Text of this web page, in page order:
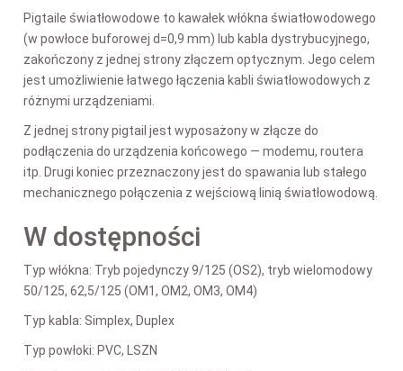
Pigtaile światłowodowe to kawałek włókna światłowodowego
(w powłoce buforowej d=0,9 mm) lub kabla dystrybucyjnego,
zakończony z jednej strony złączem optycznym. Jego celem
jest umożliwienie łatwego łączenia kabli światłowodowych z
różnymi urządzeniami.
Z jednej strony pigtail jest wyposażony w złącze do
podłączenia do urządzenia końcowego — modemu, routera
itp. Drugi koniec przeznaczony jest do spawania lub stałego
mechanicznego połączenia z wejściową linią światłowodową.
W dostępności
Typ włókna: Tryb pojedynczy 9/125 (OS2), tryb wielomodowy
50/125, 62,5/125 (OM1, OM2, OM3, OM4)
Typ kabla: Simplex, Duplex
Typ powłoki: PVC, LSZN